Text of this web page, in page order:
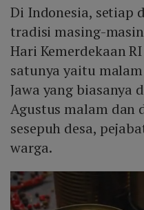
Di Indonesia, setiap
tradisi masing-
Hari Kemerdekaan
satunya yaitu
Jawa yang biasanya
Agustus malam dan
sesepuh desa,
warga.